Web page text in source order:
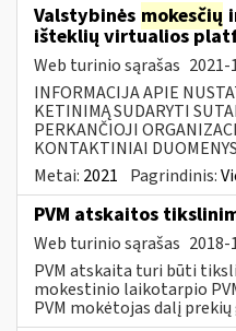
Valstybinės mokesčių
išteklių virtualios
Web turinio sąrašas 2021-
INFORMACIJA APIE
KETINIMĄ SUDARYTI
PERKANČIOJI
KONTAKTINIAI
Metai: 2021 Pagrindinis:
PVM atskaitos
Web turinio sąrašas 2018-
PVM atskaita turi būti
mokestinio laikotarpio
PVM mokėtojas dalį prekių